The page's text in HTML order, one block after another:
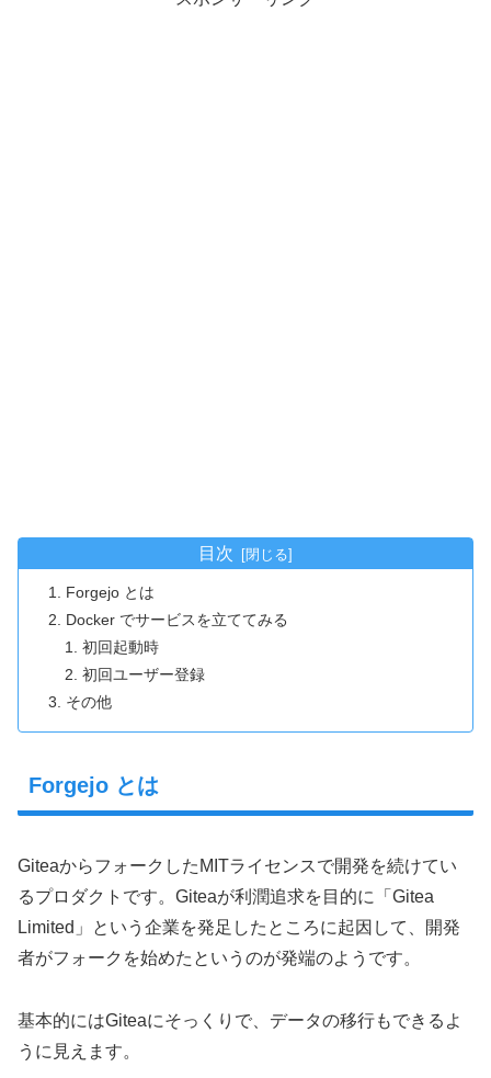
目次
Forgejo とは
Docker でサービスを立ててみる
初回起動時
初回ユーザー登録
その他
Forgejo とは
GiteaからフォークしたMITライセンスで開発を続けてい
るプロダクトです。Giteaが利潤追求を目的に「Gitea
Limited」という企業を発足したところに起因して、開発
者がフォークを始めたというのが発端のようです。
基本的にはGiteaにそっくりで、データの移行もできるよ
うに見えます。